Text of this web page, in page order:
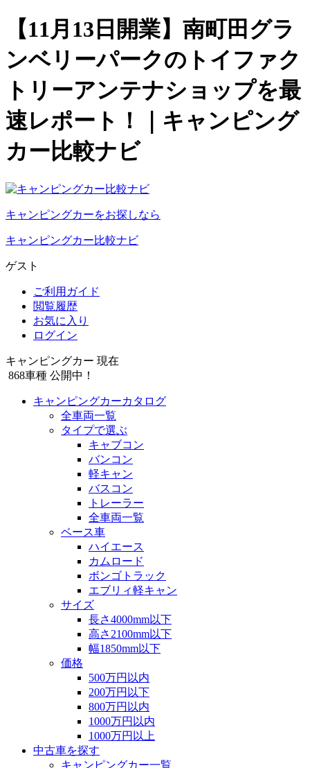
【11月13日開業】南町田グラ
ンベリーパークのトイファク
トリーアンテナショップを最
速レポート！｜キャンピング
カー比較ナビ
キャンピングカーをお探しなら
キャンピングカー比較ナビ
ゲスト
ご利用ガイド
閲覧履歴
お気に入り
ログイン
キャンピングカー 現在
868車種 公開中！
キャンピングカーカタログ
全車両一覧
タイプで選ぶ
キャブコン
バンコン
軽キャン
バスコン
トレーラー
全車両一覧
ベース車
ハイエース
カムロード
ボンゴトラック
エブリィ軽キャン
サイズ
長さ4000mm以下
高さ2100mm以下
幅1850mm以下
価格
500万円以内
200万円以下
800万円以内
1000万円以内
1000万円以上
中古車を探す
キャンピングカー一覧